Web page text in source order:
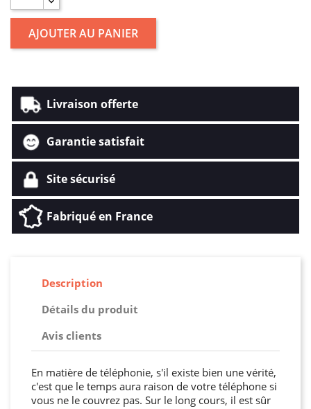
AJOUTER AU PANIER
Livraison offerte
Garantie satisfait
Site sécurisé
Fabriqué en France
Description
Détails du produit
Avis clients
En matière de téléphonie, s'il existe bien une vérité,
c'est que le temps aura raison de votre téléphone si
vous ne le couvrez pas. Sur le long cours, il est sûr